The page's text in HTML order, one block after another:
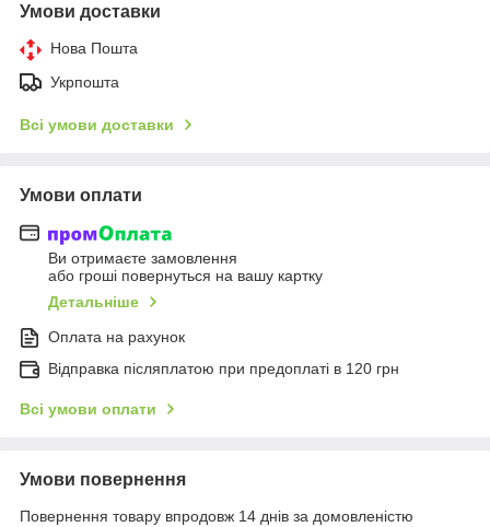
Умови доставки
Нова Пошта
Укрпошта
Всі умови доставки
Умови оплати
Ви отримаєте замовлення
або гроші повернуться на вашу картку
Детальніше
Оплата на рахунок
Відправка післяплатою при предоплаті в 120 грн
Всі умови оплати
Умови повернення
Повернення товару впродовж 14 днів за домовленістю